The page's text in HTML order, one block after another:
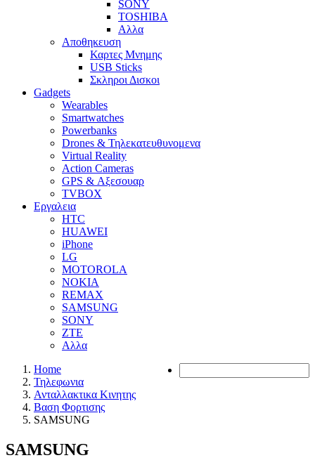
SONY
TOSHIBA
Αλλα
Αποθηκευση
Καρτες Μνημης
USB Sticks
Σκληροι Δισκοι
Gadgets
Wearables
Smartwatches
Powerbanks
Drones & Τηλεκατευθυνομενα
Virtual Reality
Action Cameras
GPS & Αξεσουαρ
TVBOX
Εργαλεια
HTC
HUAWEI
iPhone
LG
MOTOROLA
NOKIA
REMAX
SAMSUNG
SONY
ZTE
Αλλα
Home
Τηλεφωνια
Ανταλλακτικα Κινητης
Βαση Φορτισης
SAMSUNG
SAMSUNG